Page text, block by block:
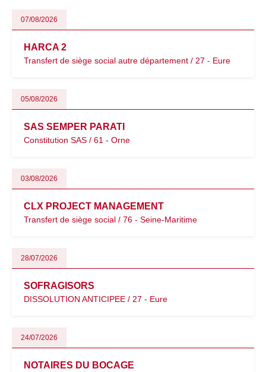
07/08/2026
HARCA 2
Transfert de siège social autre département / 27 - Eure
05/08/2026
SAS SEMPER PARATI
Constitution SAS / 61 - Orne
03/08/2026
CLX PROJECT MANAGEMENT
Transfert de siège social / 76 - Seine-Maritime
28/07/2026
SOFRAGISORS
DISSOLUTION ANTICIPEE / 27 - Eure
24/07/2026
NOTAIRES DU BOCAGE